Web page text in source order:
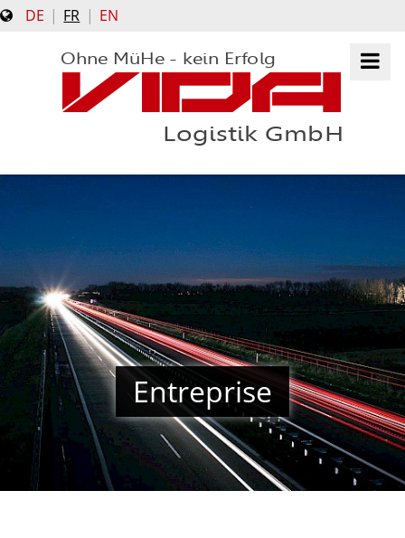
DE FR EN
Ohne MüHe - kein Erfolg
Logistik GmbH
VIDA
KARRIERE
DOWNLOADS
LEISTUNGEN
SERVICE
FUHRPARK
VERKAUFEN & VERMIETEN
Entreprise